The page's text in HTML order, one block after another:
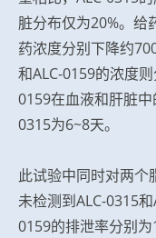
脏分布仅为20%。给
药浓度分别下降约
和ALC-0159的浓度
0159在血液和肝脏
0315为6~8天。
此试验中同时对两个
未检测到ALC-0315
0159的排泄率分别